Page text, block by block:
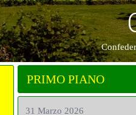
PRIMO PIANO
31 Marzo 2026